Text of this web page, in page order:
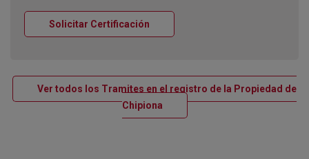
Solicitar Certificación
Ver todos los Tramites en el registro de la Propiedad de
ChipionaVentana nueva